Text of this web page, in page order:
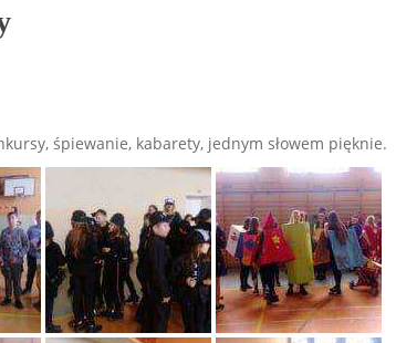
śpiewanie, kabarety, jednym słowem pięknie.